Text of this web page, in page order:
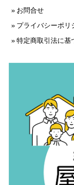
お問合せ
プライバシーポリ
特定商取引法に基